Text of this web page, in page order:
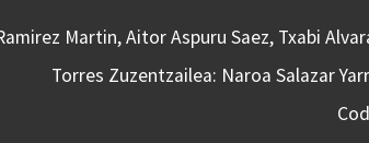
Martin, Aitor Aspuru Saez, Txabi
Torres Zuzentzailea: Naroa Salazar